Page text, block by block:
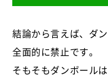
結論から言えば、ダ
全面的に禁止です。
そもそもダンボール